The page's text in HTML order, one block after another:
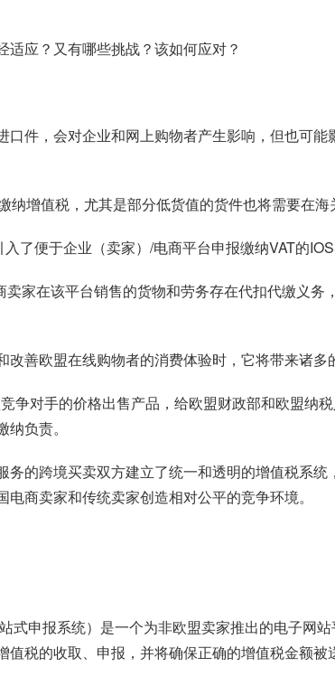
应？又有哪些挑战？该如何应对？
件，会对企业和网上购物者产生影响，但也可能
增值税，尤其是部分低货值的货件也将需要在海
了便于企业（卖家）/电商平台申报缴纳VAT的
家在该平台销售的货物和劳务存在代扣代缴义务
善欧盟在线购物者的消费体验时，它将带来诸多
争对手的价格出售产品，给欧盟财政部和欧盟纳税
负责。
的跨境买卖双方建立了统一和透明的增值税系统
商卖家和传统卖家创造相对公平的竞争环境。
申报系统）是一个为非欧盟卖家推出的电子网
税的收取、申报，并将确保正确的增值税金额被